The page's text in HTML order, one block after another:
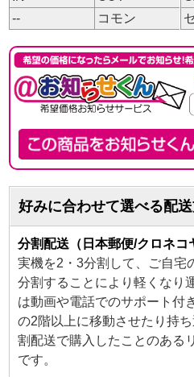
--
コモン
好みに合わせて選べる配
分割配送（日本郵便/クロネコ
実機を2・3分割して、ご自宅
分割することにより軽くなり
は動画や電話でのサポート付
の2階以上に移動させたり持
割配送で購入したことのある
です。